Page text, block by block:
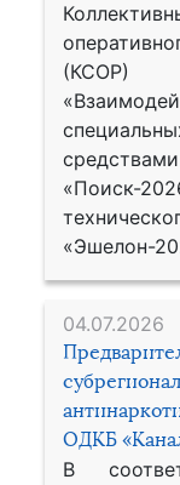
«Поиск-
«Эшелон-
04.07.2026
ОДКБ
В